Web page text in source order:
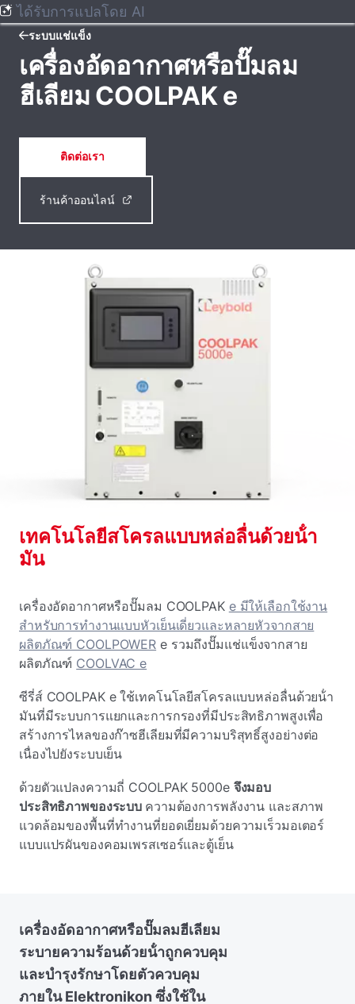
ได้รับการแปลโดย AI
ระบบแช่แข็ง
เครื่องอัดอากาศหรือปั๊มลม
ฮีเลียม COOLPAK e
ติดต่อเรา
ร้านค้าออนไลน์
เทคโนโลยีสโครลแบบหล่อลื่นด้วยน้ํา
มัน
เครื่องอัดอากาศหรือปั๊มลม COOLPAK e มีให้เลือกใช้งาน
สําหรับการทํางานแบบหัวเย็นเดี่ยวและหลายหัวจากสาย
ผลิตภัณฑ์ COOLPOWER e รวมถึงปั๊มแช่แข็งจากสาย
ผลิตภัณฑ์ COOLVAC e
ซีรี่ส์ COOLPAK e ใช้เทคโนโลยีสโครลแบบหล่อลื่นด้วยน้ํา
มันที่มีระบบการแยกและการกรองที่มีประสิทธิภาพสูงเพื่อ
สร้างการไหลของก๊าซฮีเลียมที่มีความบริสุทธิ์สูงอย่างต่อ
เนื่องไปยังระบบเย็น
ด้วยตัวแปลงความถี่ COOLPAK 5000e จึงมอบ
ประสิทธิภาพของระบบ ความต้องการพลังงาน และสภาพ
แวดล้อมของพื้นที่ทํางานที่ยอดเยี่ยมด้วยความเร็วมอเตอร์
แบบแปรผันของคอมเพรสเซอร์และตู้เย็น
เครื่องอัดอากาศหรือปั๊มลมฮีเลียม
ระบายความร้อนด้วยน้ําถูกควบคุม
และบํารุงรักษาโดยตัวควบคุม
ภายใน Elektronikon ซึ่งใช้ใน